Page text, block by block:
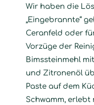
Wir haben die
„Eingebrannte“
Ceranfeld oder
Vorzüge der
Bimssteinmehl
und Zitronenöl
Paste auf dem
Schwamm,